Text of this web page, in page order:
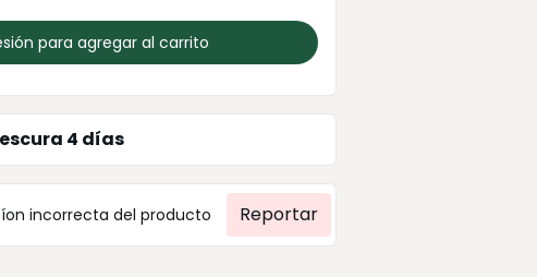
para agregar al carrito
4 días
incorrecta del producto Reportar